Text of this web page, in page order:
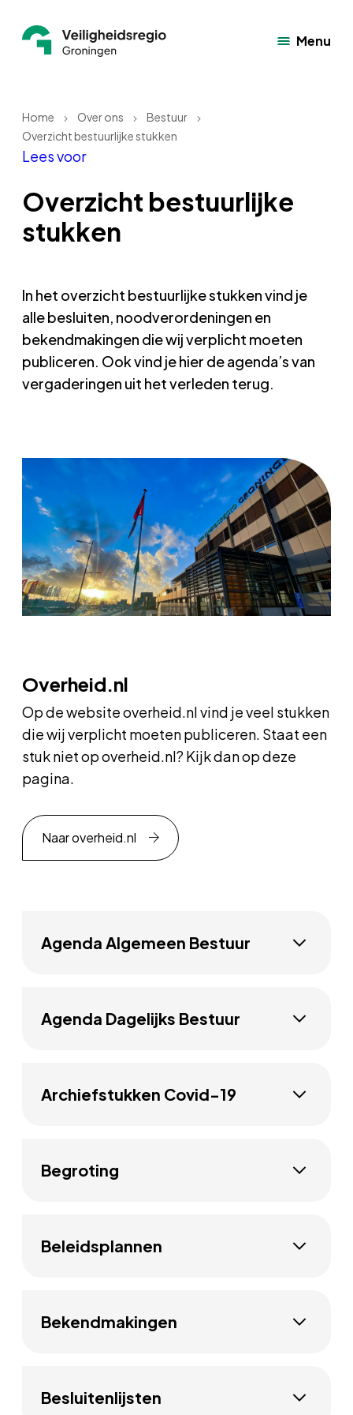
Menu
Home Over ons
Bestuur
Overzicht bestuurlijke stukken
Lees voor
Overzicht bestuurlijke
stukken
In het overzicht bestuurlijke stukken vind je
alle besluiten, noodverordeningen en
bekendmakingen die wij verplicht moeten
publiceren. Ook vind je hier de agenda’s van
vergaderingen uit het verleden terug.
Overheid.nl
Op de website overheid.nl vind je veel stukken
die wij verplicht moeten publiceren. Staat een
stuk niet op overheid.nl? Kijk dan op deze
pagina.
Naar overheid.nl
Agenda Algemeen Bestuur
Agenda Dagelijks Bestuur
Archiefstukken Covid-19
Begroting
Beleidsplannen
Bekendmakingen
Besluitenlijsten